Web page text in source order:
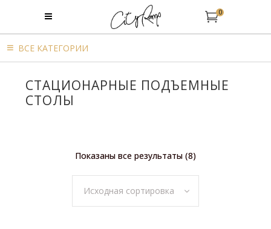
0
BСЕ КАТЕГОРИИ
CТАЦИОНАРНЫЕ ПОДЪЕМНЫЕ
СТОЛЫ
Показаны все результаты (8)
Исходная сортировка